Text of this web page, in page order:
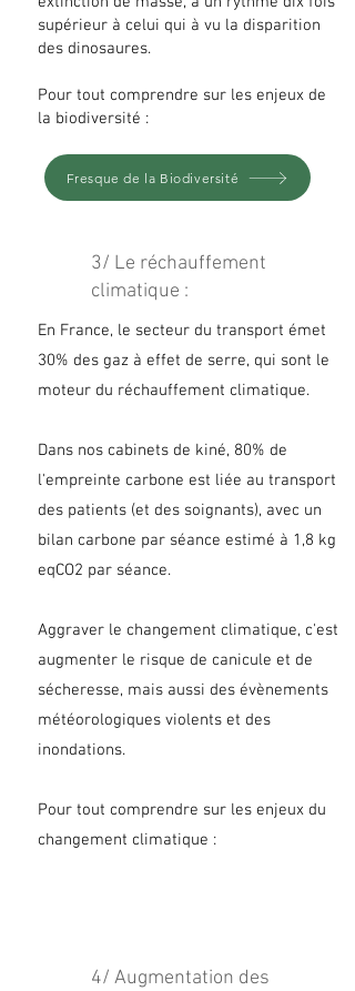
supérieur à celui qui à vu la disparition
des dinosaures.
Pour tout comprendre sur les enjeux de
la biodiversité :
3/ Le réchauffement
climatique :
En France, le secteur du transport émet
30% des gaz à effet de serre, qui sont le
moteur du réchauffement climatique.
Dans nos cabinets de kiné, 80% de
l'empreinte carbone est liée au transport
des patients (et des soignants), avec un
bilan carbone par séance estimé à 1,8 kg
eqCO2 par séance.
Aggraver le changement climatique, c'est
augmenter le risque de canicule et de
sécheresse, mais aussi des évènements
météorologiques violents et des
inondations.
Pour tout comprendre sur les enjeux du
changement climatique :
4/ Augmentation des
Fresque de la Biodiversité